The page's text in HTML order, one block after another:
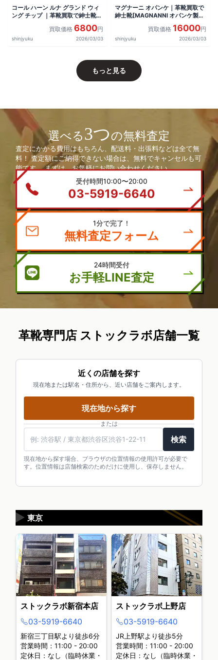
コール ハーン ルナ グランド ウィ
ング チップ ｜革靴買取で紳士靴
[Cole Haan ウィングチップ ルナ
グランド キャメル]を買取しまし
た。
買取価格 6800円
shinjyuku 2026/03/03
マグナーニ オパンケ｜革靴買取で
紳士靴[MAGNANNI オパンケ製
買取価格 16000円
shinjyuku 2026/03/03
もっと見る
選べる3つの無料査定
査定にかかる費用はもちろん、配送料・出張料などは全て無
料！ 査定額にご納得できない場合は、無料でキャンセルも可
能です。 まずは、お気軽にお問い合わせください。
受付時間10:00〜20:00
03-5919-6640
1分で完了！
無料査定フォーム
24時間受付
お手軽LINE査定
革靴専門店 ストックラボ店舗一覧
近くの店舗を探す
現在地または駅名・住所から、近い店舗をご案内します。
現在地から探す
または
検索
現在地から探す場合、ブラウザの位置情報の使用許可が必要で
す。位置情報は店舗検索のためだけに使用し、保存しません。
東京
▶
ストックラボ新宿本店
03-5919-6640
新宿三丁目駅より徒歩6分
営業時間：11:00 - 20:00
定休日：なし（臨時休業・
ストックラボ上野店
03-5919-6640
JR上野駅より徒歩5分
営業時間：11:00 - 20:00
定休日：なし（臨時休業・